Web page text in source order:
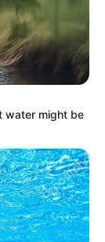
water might be